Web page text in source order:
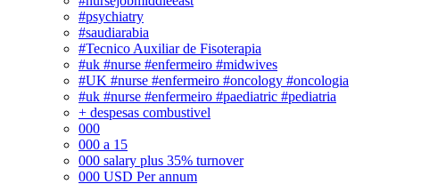
#psychiatry
#saudiarabia
#Tecnico Auxiliar de Fisoterapia
#uk #nurse #enfermeiro #midwives
#UK #nurse #enfermeiro #oncology #oncologia
#uk #nurse #enfermeiro #paediatric #pediatria
+ despesas combustivel
000
000 a 15
000 salary plus 35% turnover
000 USD Per annum